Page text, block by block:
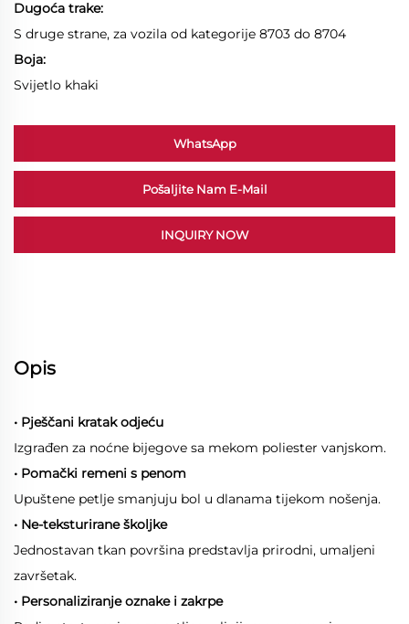
Dugoća trake:
S druge strane, za vozila od kategorije 8703 do 8704
Boja:
Svijetlo khaki
WhatsApp
Pošaljite Nam E-Mail
INQUIRY NOW
Opis
• Pješčani kratak odjeću
Izgrađen za noćne bijegove sa mekom poliester vanjskom.
• Pomački remeni s penom
Upuštene petlje smanjuju bol u dlanama tijekom nošenja.
• Ne-teksturirane školjke
Jednostavan tkan površina predstavlja prirodni, umaljeni
završetak.
• Personaliziranje oznake i zakrpe